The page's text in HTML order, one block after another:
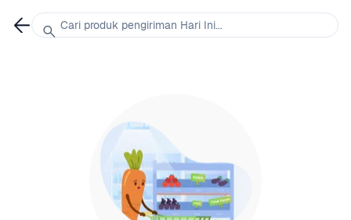
Cari produk pengiriman Hari Ini...